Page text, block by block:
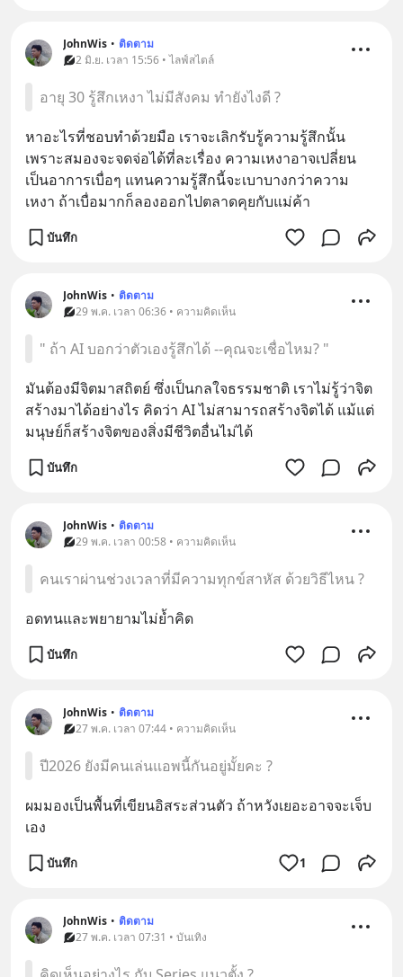
JohnWis • ติดตาม
2 มิ.ย. เวลา 15:56 • ไลฟ์สไตล์
อายุ 30 รู้สึกเหงา ไม่มีสังคม ทำยังไงดี ?
หาอะไรที่ชอบทำด้วยมือ เราจะเลิกรับรู้ความรู้สึกนั้น
เพราะสมองจะจดจ่อได้ที่ละเรื่อง ความเหงาอาจเปลี่ยน
เป็นอาการเบื่อๆ แทนความรู้สึกนี้จะเบาบางกว่าความ
เหงา ถ้าเบื่อมากก็ลองออกไปตลาดคุยกับแม่ค้า
บันทึก
JohnWis • ติดตาม
29 พ.ค. เวลา 06:36 • ความคิดเห็น
" ถ้า AI บอกว่าตัวเองรู้สึกได้ --คุณจะเชื่อไหม? "
มันต้องมีจิตมาสถิตย์ ซึ่งเป็นกลใจธรรมชาติ เราไม่รู้ว่าจิต
สร้างมาได้อย่างไร คิดว่า AI ไม่สามารถสร้างจิตได้ แม้แต่
มนุษย์ก็สร้างจิตของสิ่งมีชีวิตอื่นไม่ได้
บันทึก
JohnWis • ติดตาม
29 พ.ค. เวลา 00:58 • ความคิดเห็น
คนเราผ่านช่วงเวลาที่มีความทุกข์สาหัส ด้วยวิธีไหน ?
อดทนและพยายามไม่ย้ำคิด
บันทึก
JohnWis • ติดตาม
27 พ.ค. เวลา 07:44 • ความคิดเห็น
ปี2026 ยังมีคนเล่นแอพนี้กันอยู่มั้ยคะ ?
ผมมองเป็นพื้นที่เขียนอิสระส่วนตัว ถ้าหวังเยอะอาจจะเจ็บ
เอง
บันทึก 1
JohnWis • ติดตาม
27 พ.ค. เวลา 07:31 • บันเทิง